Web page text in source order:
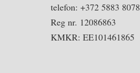
telefon: +372 5883 8078
Reg nr. 12086863
KMKR: EE101461865